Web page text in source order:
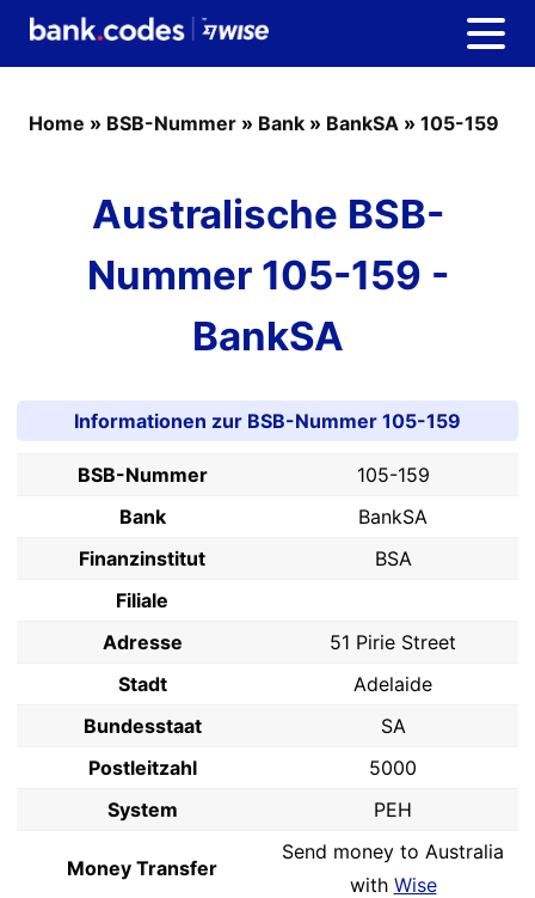
Home » BSB-Nummer » Bank » BankSA » 105-159
Australische BSB-
Nummer 105-159 -
BankSA
Informationen zur BSB-Nummer 105-159
BSB-Nummer
105-159
Bank
BankSA
Finanzinstitut
BSA
Filiale
Adresse
51 Pirie Street
Stadt
Adelaide
Bundesstaat
SA
Postleitzahl
5000
System
PEH
Money Transfer
Send money to Australia
with Wise